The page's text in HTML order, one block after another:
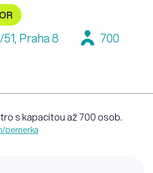
Praha 8 700
s kapacitou až 700 osob.
pernerka